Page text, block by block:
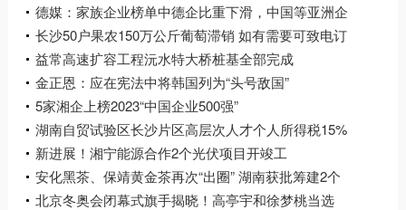
德媒：家族企业榜单中德企比重下滑，中国等亚洲企
业越来越多
长沙50户果农150万公斤葡萄滞销 如有需要可致电订
购
益常高速扩容工程沅水特大桥桩基全部完成
金正恩：应在宪法中将韩国列为“头号敌国”
5家湘企上榜2023“中国企业500强”
湖南自贸试验区长沙片区高层次人才个人所得税15%
封顶
新进展！湘宁能源合作2个光伏项目开竣工
安化黑茶、保靖黄金茶再次“出圈” 湖南获批筹建2个
国家地理标志产品保护示范区
北京冬奥会闭幕式旗手揭晓！高亭宇和徐梦桃当选